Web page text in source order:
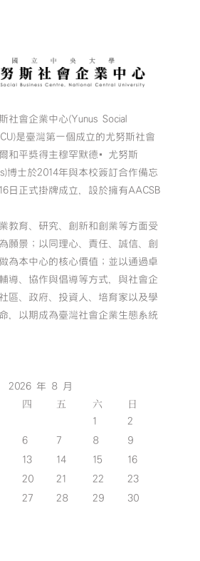
社會企業中心(Yunus Social
是臺灣第一個成立的尤努斯社會
和平獎得主穆罕默德•尤努斯
博士於2014年與本校簽訂合作備忘
日正式掛牌成立，設於擁有AACSB
教育、研究、創新和創業等方面受
願景；以同理心、責任、誠信、創
為本中心的核心價值；並以通過卓
導、協作與倡導等方式，與社會企
區、政府、投資人、培育家以及學
，以期成為臺灣社會企業生態系統
2026 年 8 月
四 五 六 日
1
2
6 7 8
9
13 14 15
16
20 21 22
23
27 28 29
30